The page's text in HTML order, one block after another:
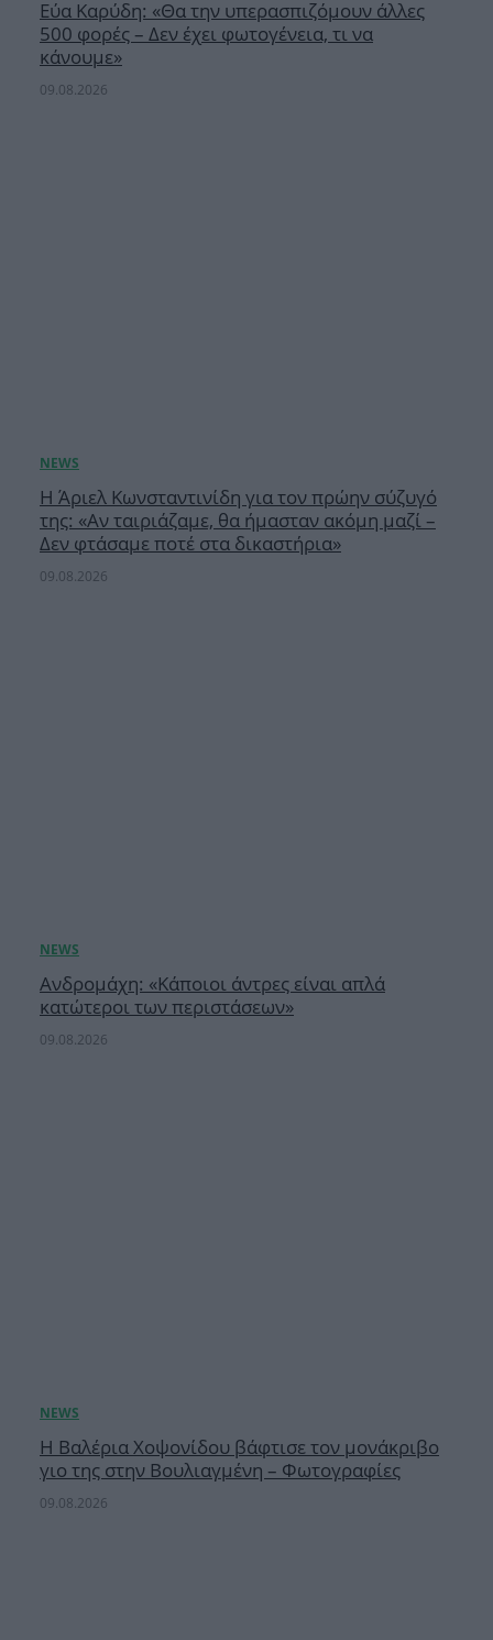
Εύα Καρύδη: «Θα την υπερασπιζόμουν άλλες
500 φορές – Δεν έχει φωτογένεια, τι να
κάνουμε»
09.08.2026
Η Άριελ Κωνσταντινίδη για τον πρώην σύζυγό
της: «Αν ταιριάζαμε, θα ήμασταν ακόμη μαζί –
Δεν φτάσαμε ποτέ στα δικαστήρια»
09.08.2026
Ανδρομάχη: «Κάποιοι άντρες είναι απλά
κατώτεροι των περιστάσεων»
09.08.2026
H Βαλέρια Χοψονίδου βάφτισε τον μονάκριβο
γιο της στην Βουλιαγμένη – Φωτογραφίες
09.08.2026